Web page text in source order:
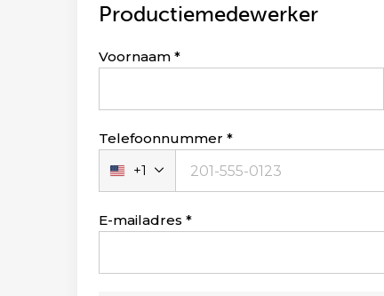
Productiemedewerker
Leave
Voornaam
Telefoonnummer
Verenigde
Staten
+1
+1
E-mailadres